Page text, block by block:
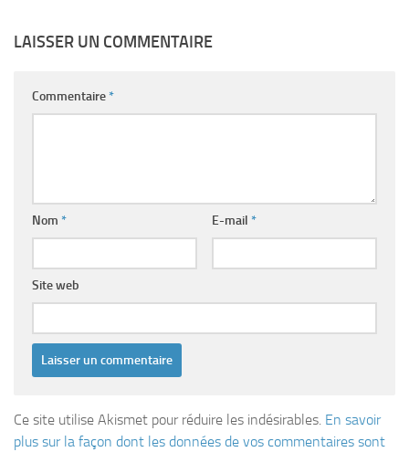
LAISSER UN COMMENTAIRE
Commentaire*
Nom * E-mail *
Site web
Ce site utilise Akismet pour réduire les indésirables. En savoir
plus sur la façon dont les données de vos commentaires sont